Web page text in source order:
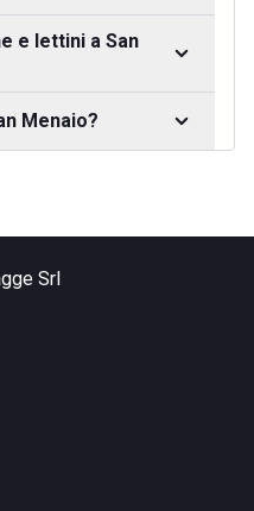
e lettini a San
Menaio?
Srl